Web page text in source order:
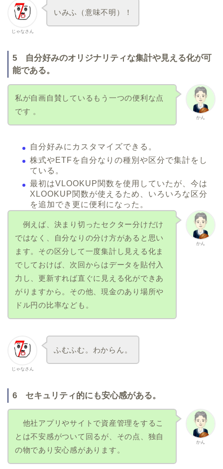
じゃなさん
いみふ（意味不明）！
5 自分好みのオリジナリティな集計や見える化が可
能である。
かん
私が自画自賛しているもう一つの便利な点
です 。
自分好みにカスタマイズできる。
株式やETFを自分なりの種別や区分で集計をし
ている。
最初はVLOOKUP関数を使用していたが、今は
XLOOKUP関数が使えるため、いろいろな区分
を追加でき更に便利になった。
かん
例えば、決まり切ったセクター分けだけ
ではなく、自分なりの分け方があると思い
ます。その区分して一度集計し見える化ま
でしておけば、次回からはデータを貼付入
力し、更新すれば直ぐに見える化ができあ
がりますから。その他、現金のあり場所や
ドル円の比率なども。
じゃなさん
ふむふむ。わからん。
6 セキュリティ的にも安心感がある。
かん
他社アプリやサイトで資産管理をするこ
とは不安感がついて回るが、その点、独自
の物であり安心感があります。